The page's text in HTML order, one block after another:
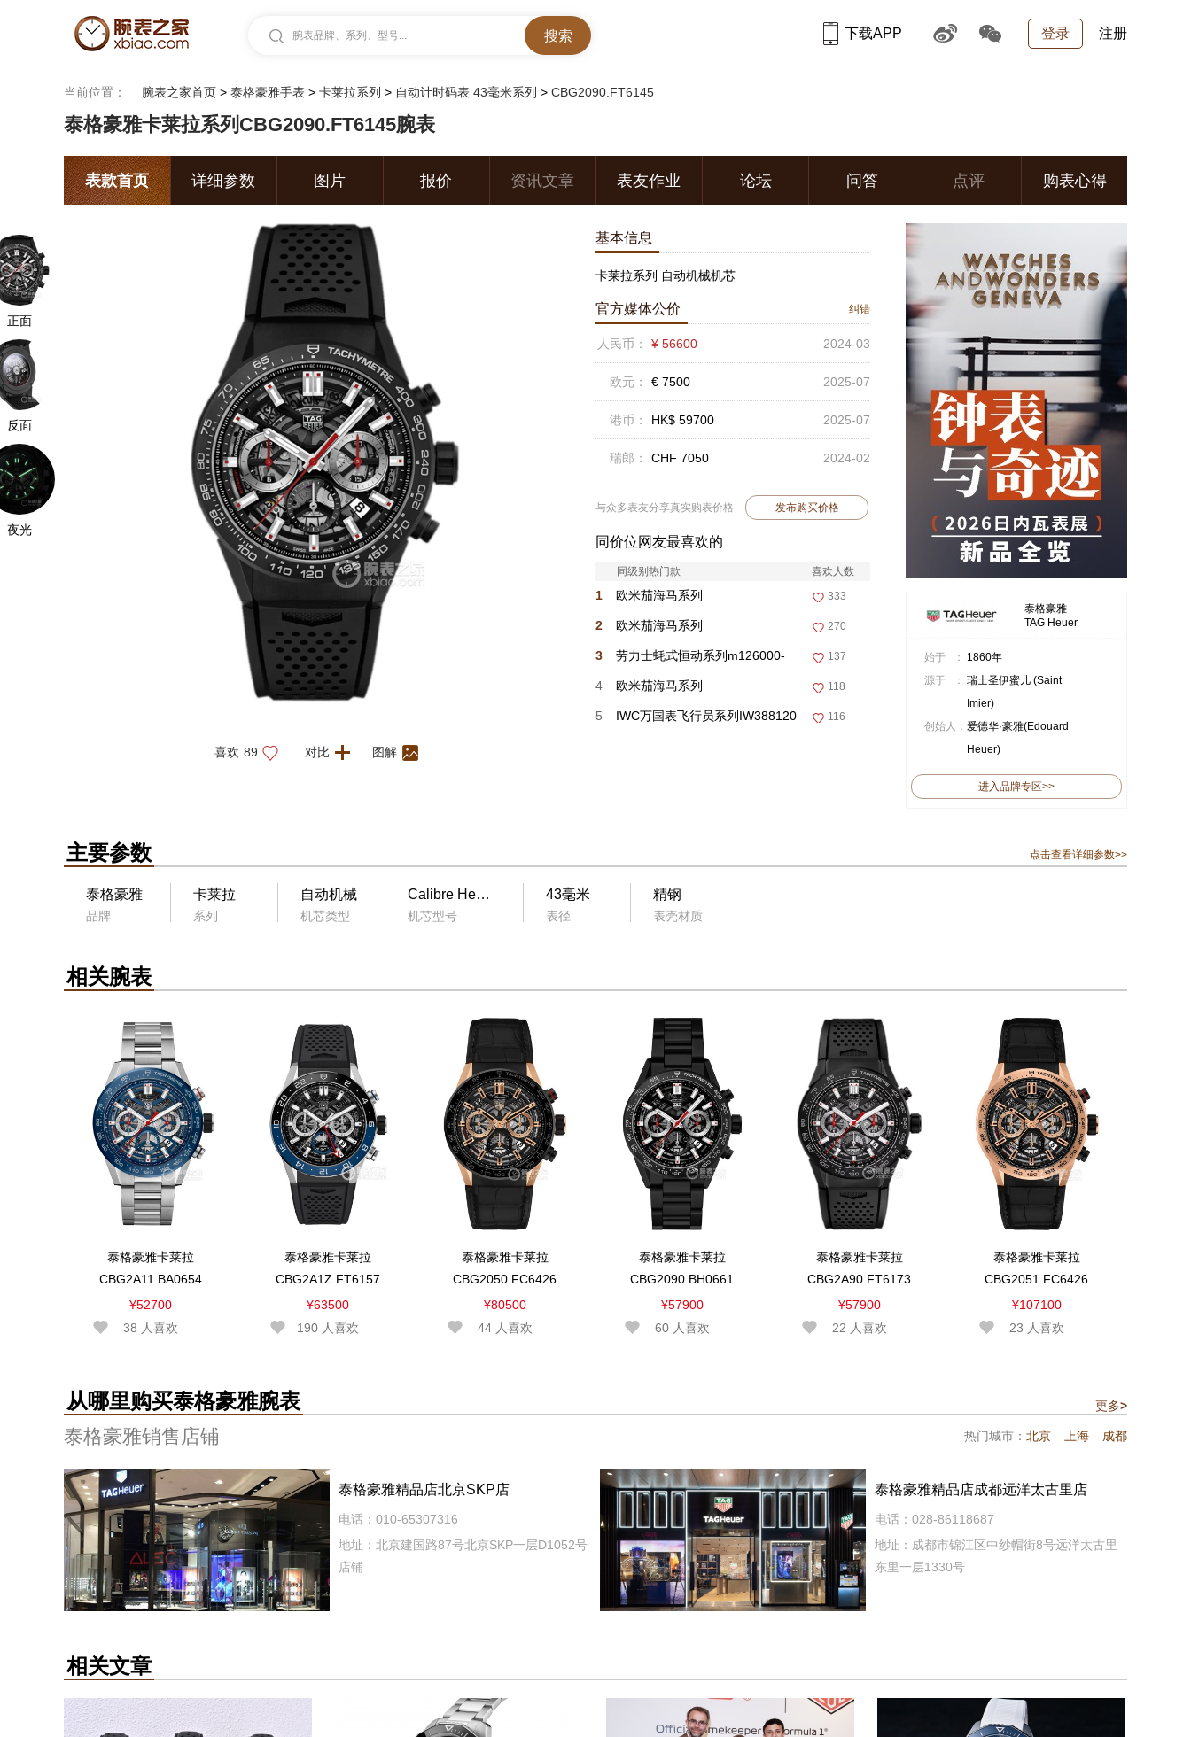
腕表品牌、系列、型号... 登录 注册
下载APP
当前位置： 腕表之家首页 > 泰格豪雅手表 > 卡莱拉系列 > 自动计时码表 43毫米系列 > CBG2090.FT6145
泰格豪雅卡莱拉系列CBG2090.FT6145腕表
表款首页 详细参数 图片 报价 资讯文章 表友作业 论坛 问答 点评 购表心得
正面
反面
夜光
喜欢 89 对比 图解
基本信息
卡莱拉系列 自动机械机芯
官方媒体公价 纠错
人民币： ¥ 56600 2024-03
欧元： € 7500 2025-07
港币： HK$ 59700 2025-07
瑞郎： CHF 7050 2024-02
与众多表友分享真实购表价格 发布购买价格
同价位网友最喜欢的
同级别热门款 喜欢人数
1 欧米茄海马系列
220.32.41.21.03.001
333
2 欧米茄海马系列
210.30.42.20.01.018
270
3 劳力士蚝式恒动系列m126000-
0016
137
4 欧米茄海马系列
220.32.38.20.03.001
118
5 IWC万国表飞行员系列IW388120 116
泰格豪雅
TAG Heuer
始于 ：
1860年
源于 ： 瑞士圣伊蜜儿 (Saint
Imier)
创始人： 爱德华·豪雅(Edouard
Heuer)
进入品牌专区>>
主要参数 点击查看详细参数>>
泰格豪雅
品牌
卡莱拉
系列
自动机械
机芯类型
Calibre Heuer 02
机芯型号
43毫米
表径
精钢
表壳材质
相关腕表
泰格豪雅卡莱拉
CBG2A11.BA0654
¥52700
38 人喜欢
泰格豪雅卡莱拉
CBG2A1Z.FT6157
¥63500
190人喜欢
泰格豪雅卡莱拉
CBG2050.FC6426
¥80500
44人喜欢
泰格豪雅卡莱拉
CBG2090.BH0661
¥57900
60人喜欢
泰格豪雅卡莱拉
CBG2A90.FT6173
¥57900
22 人喜欢
泰格豪雅卡莱拉
CBG2051.FC6426
¥107100
23 人喜欢
从哪里购买泰格豪雅腕表 更多>
泰格豪雅销售店铺 热门城市： 北京 上海 成都
泰格豪雅精品店北京SKP店
电话：010-65307316
地址：北京建国路87号北京SKP一层D1052号
店铺
泰格豪雅精品店成都远洋太古里店
电话：028-86118687
地址：成都市锦江区中纱帽街8号远洋太古里
东里一层1330号
相关文章